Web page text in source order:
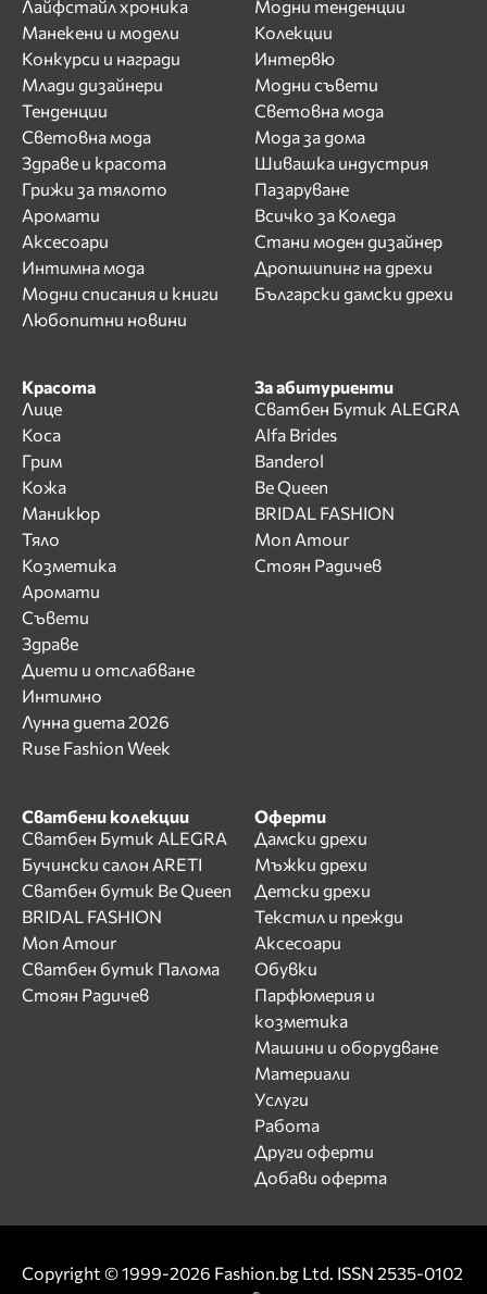
Лайфстайл хроника
Манекени и модели
Конкурси и награди
Млади дизайнери
Тенденции
Световна мода
Здраве и красота
Грижи за тялото
Аромати
Аксесоари
Интимна мода
Модни списания и книги
Любопитни новини
Модни тенденции
Колекции
Интервю
Модни съвети
Световна мода
Мода за дома
Шивашка индустрия
Пазаруване
Всичко за Коледа
Стани моден дизайнер
Дропшипинг на дрехи
Български дамски дрехи
Красота
Лице
Коса
Грим
Кожа
Маникюр
Тяло
Козметика
Аромати
Съвети
Здраве
Диети и отслабване
Интимно
Лунна диета 2026
Ruse Fashion Week
За абитуриенти
Сватбен Бутик ALEGRA
Alfa Brides
Banderol
Be Queen
BRIDAL FASHION
Mon Amour
Стоян Радичев
Сватбени колекции
Сватбен Бутик ALEGRA
Бучински салон ARETI
Сватбен бутик Be Queen
BRIDAL FASHION
Mon Amour
Сватбен бутик Палома
Стоян Радичев
Оферти
Дамски дрехи
Мъжки дрехи
Детски дрехи
Текстил и прежди
Аксесоари
Обувки
Парфюмерия и
козметика
Машини и оборудване
Материали
Услуги
Работа
Други оферти
Добави оферта
Copyright © 1999-2026 Fashion.bg Ltd. ISSN 2535-0102